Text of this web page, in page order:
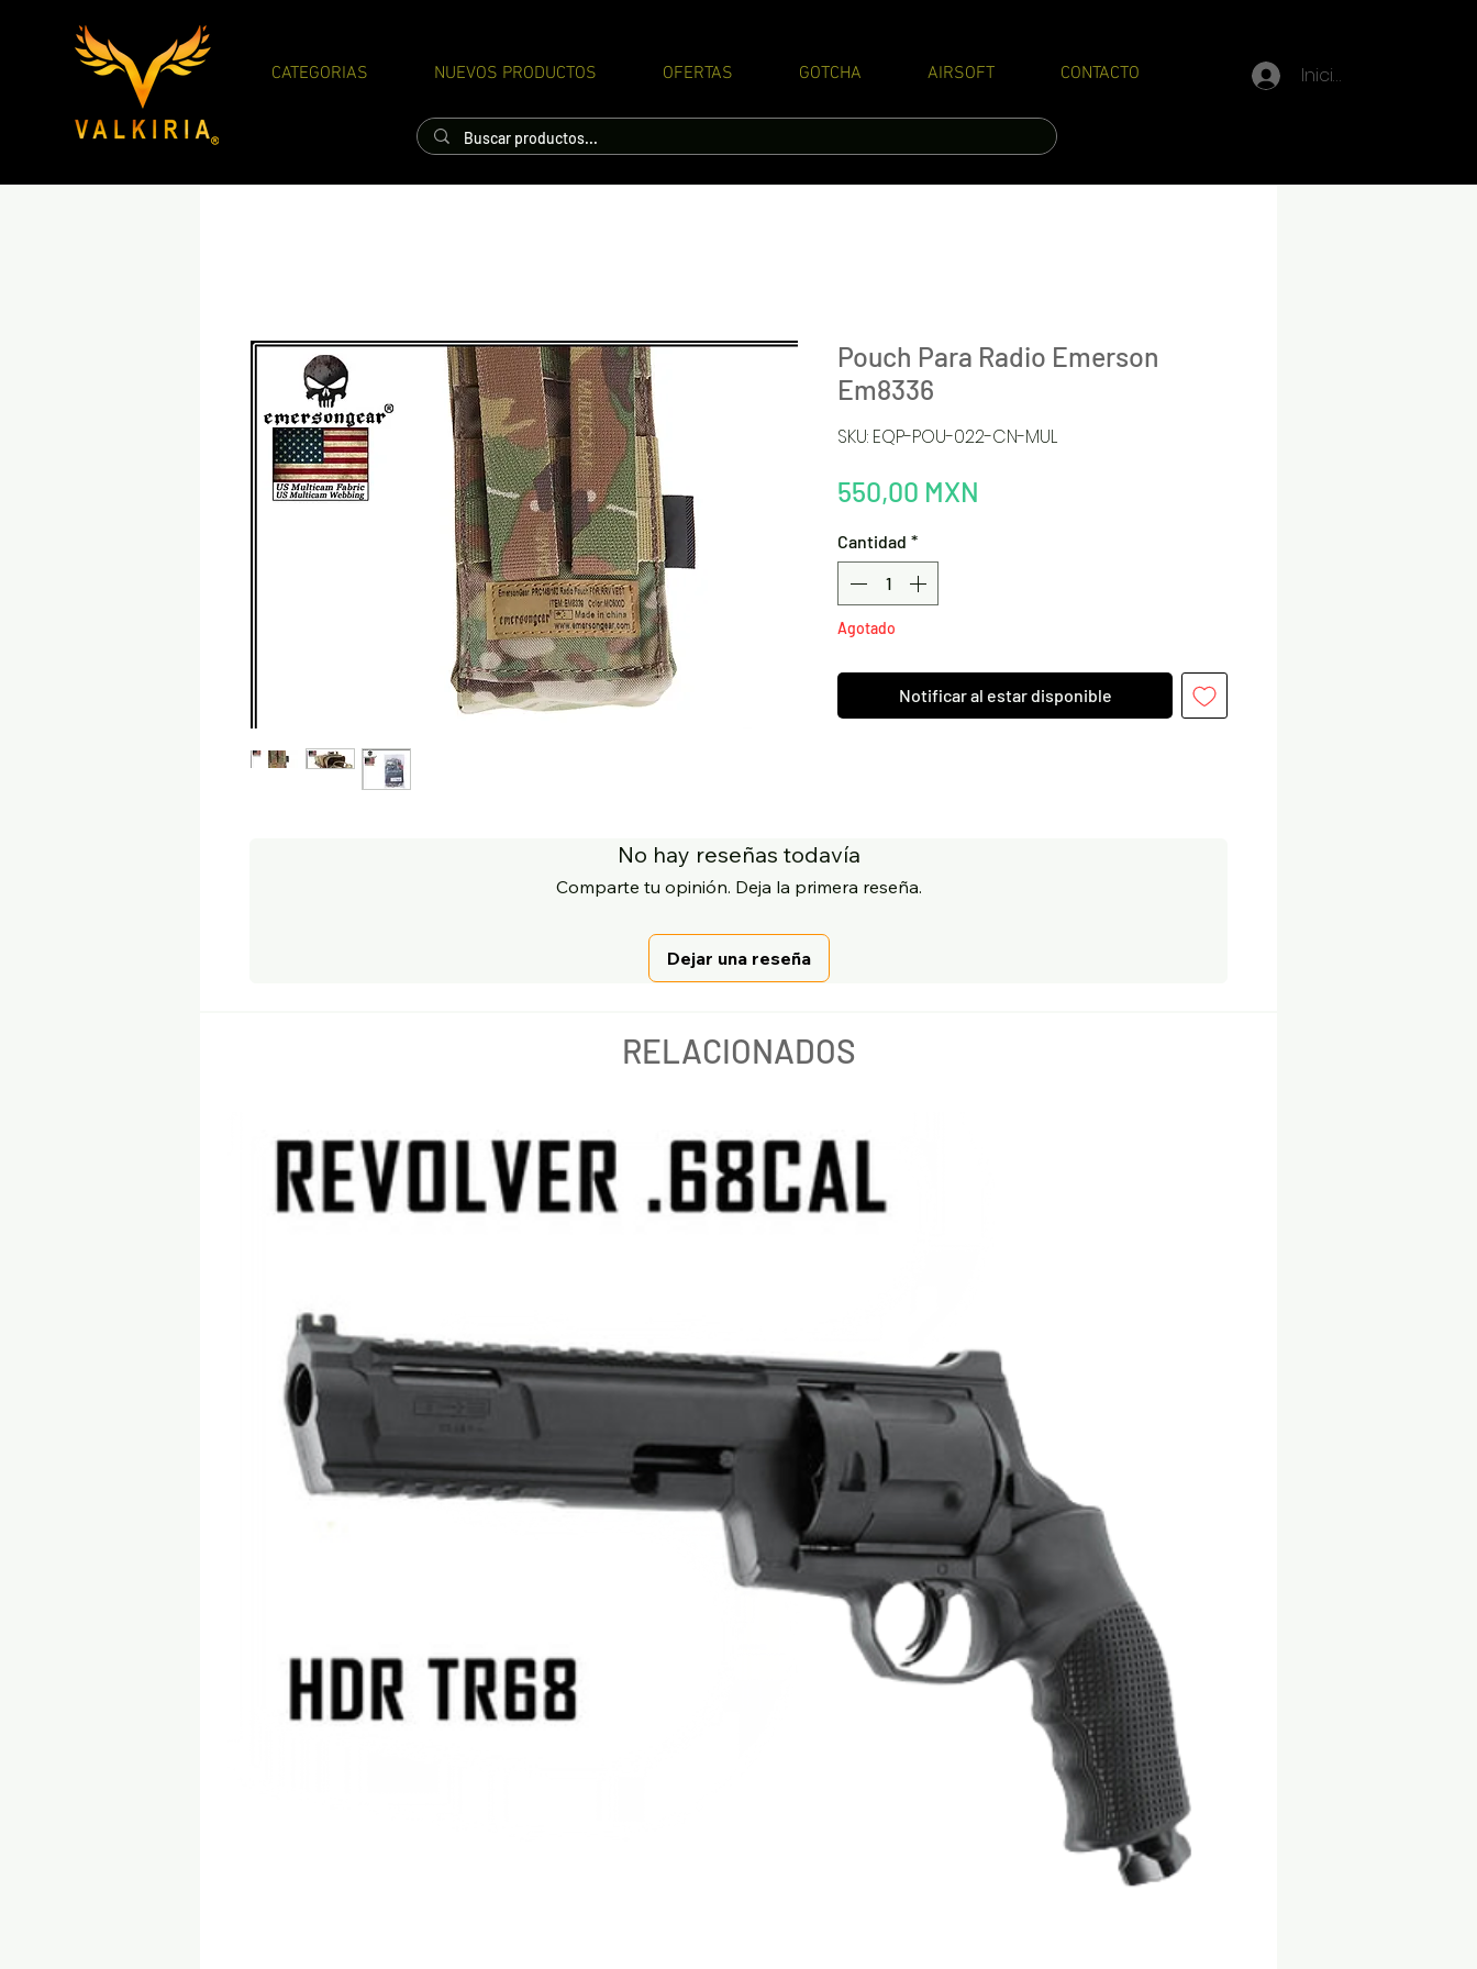
CATEGORIAS NUEVOS PRODUCTOS OFERTAS GOTCHA AIRSOFT CONTACTO Iniciar sesión
Pouch Para Radio Emerson
Em8336
SKU: EQP-POU-022-CN-MUL
550,00 MXN
Cantidad *
Agotado
Notificar al estar disponible
No hay reseñas todavía
Comparte tu opinión. Deja la primera reseña.
Dejar una reseña
RELACIONADOS